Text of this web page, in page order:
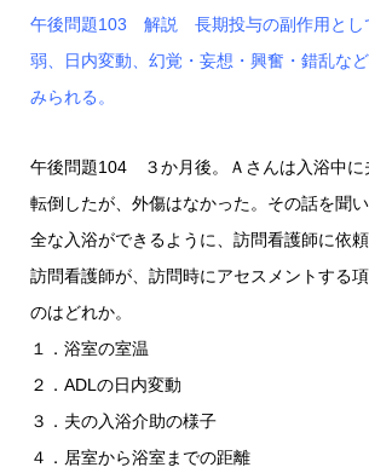
午後問題103 解説 長期投与の副作用とし
弱、日内変動、幻覚・妄想・興奮・錯乱な
みられる。
午後問題104 ３か月後。Ａさんは入浴中に
転倒したが、外傷はなかった。その話を聞
全な入浴ができるように、訪問看護師に依頼
訪問看護師が、訪問時にアセスメントする
のはどれか。
１．浴室の室温
２．ADLの日内変動
３．夫の入浴介助の様子
４．居室から浴室までの距離